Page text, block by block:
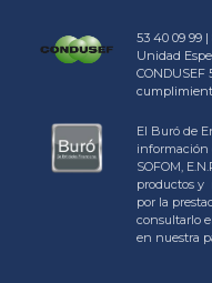
53 40 09 99
Unidad
CONDUSEF
El Buró de
información
SOFOM,
productos y
por la
consultarlo
en nuestra